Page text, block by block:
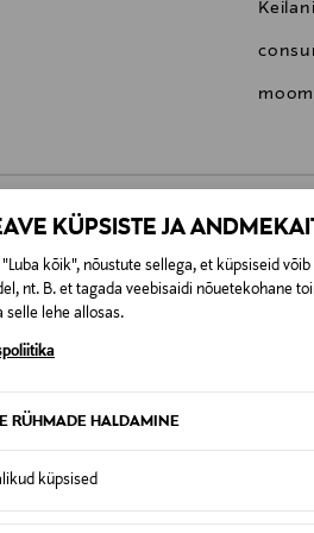
KÜPSISTE JA
kõik", nõustute sellega, et küpsiseid
nt. B. et tagada veebisaidi nõuetekohane
selle lehe allosas.
RÜHMADE HALDAMINE
küpsised
KA